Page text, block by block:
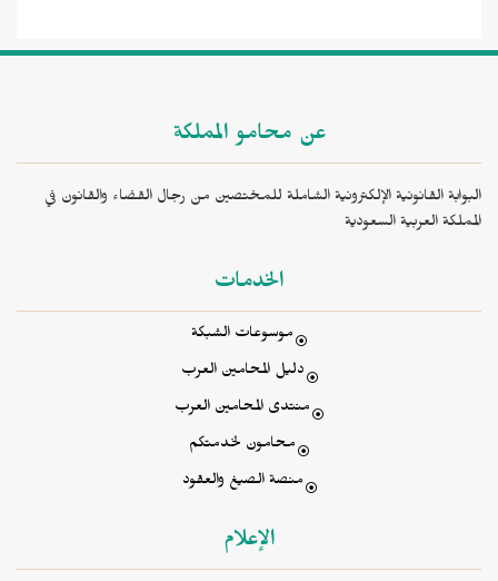
عن محامو المملكة
القانونية الإلكترونية الشاملة للمختصين من رجال القضاء والقانون في
العربية السعودية
الخدمات
موسوعات الشبكة
دليل المحامين العرب
منتدى المحامين العرب
محامون لخدمتكم
منصة الصيغ والعقود